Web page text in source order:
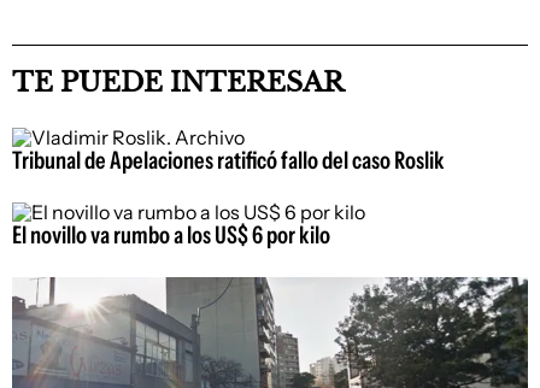
TE PUEDE INTERESAR
Tribunal de Apelaciones ratificó fallo del caso Roslik
El novillo va rumbo a los US$ 6 por kilo